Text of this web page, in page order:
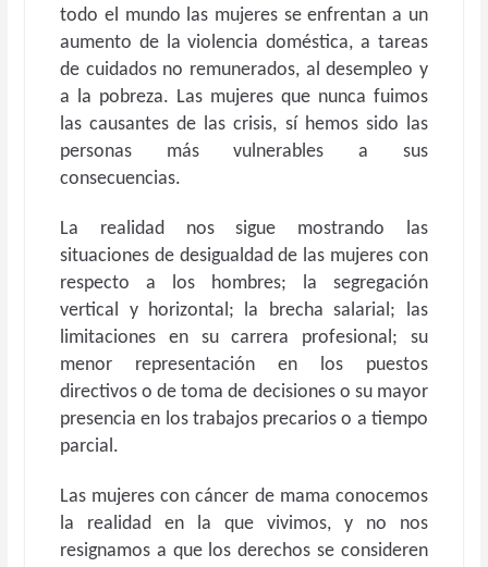
todo el mundo las mujeres se enfrentan a un
aumento de la violencia doméstica, a tareas
de cuidados no remunerados, al desempleo y
a la pobreza. Las mujeres que nunca fuimos
las causantes de las crisis, sí hemos sido las
personas más vulnerables a sus
consecuencias.
La realidad nos sigue mostrando las
situaciones de desigualdad de las mujeres con
respecto a los hombres; la segregación
vertical y horizontal; la brecha salarial; las
limitaciones en su carrera profesional; su
menor representación en los puestos
directivos o de toma de decisiones o su mayor
presencia en los trabajos precarios o a tiempo
parcial.
Las mujeres con cáncer de mama conocemos
la realidad en la que vivimos, y no nos
resignamos a que los derechos se consideren